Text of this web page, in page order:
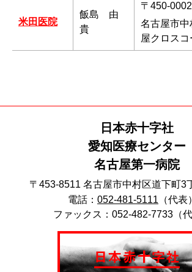
米田医院
飯島 由
貴
〒450-0002
名古屋市
屋クロス
日本赤十字社
愛知医療センター
名古屋第一病院
〒453-8511 名古屋市中村区道下町3
電話： 052-481-5111 （代表）
ファックス：052-482-7733（代